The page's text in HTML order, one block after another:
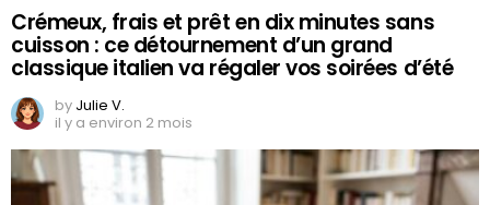
Crémeux, frais et prêt en dix minutes sans
cuisson : ce détournement d’un grand
classique italien va régaler vos soirées d’été
by Julie V.
il y a environ 2 mois